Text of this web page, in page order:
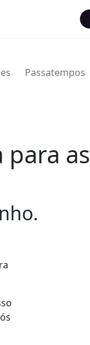
Passatempos
para as